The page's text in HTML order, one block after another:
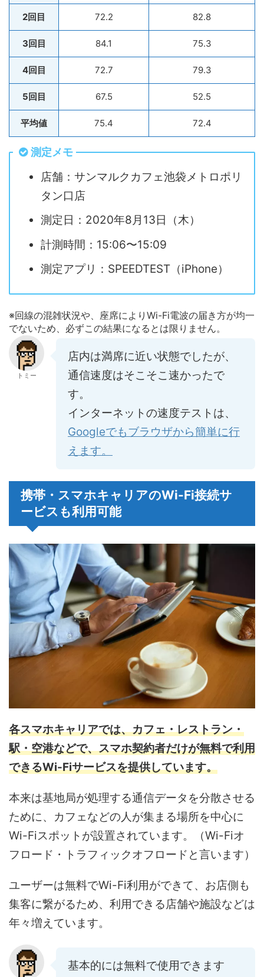
2回目 72.2 82.8
3回目 84.1 75.3
4回目 72.7 79.3
5回目 67.5 52.5
平均値 75.4 72.4
測定メモ
店舗：サンマルクカフェ池袋メトロポリ
タン口店
測定日：2020年8月13日（木）
計測時間：15:06〜15:09
測定アプリ：SPEEDTEST（iPhone）
※回線の混雑状況や、座席によりWi-Fi電波の届き方が均一
でないため、必ずこの結果になるとは限りません。
トミー
店内は満席に近い状態でしたが、
通信速度はそこそこ速かったで
す。
インターネットの速度テストは、
Googleでもブラウザから簡単に行
えます。
携帯・スマホキャリアのWi-Fi接続サ
ービスも利用可能
各スマホキャリアでは、カフェ・レストラン・
駅・空港などで、スマホ契約者だけが無料で利用
できるWi-Fiサービスを提供しています。
本来は基地局が処理する通信データを分散させる
ために、カフェなどの人が集まる場所を中心に
Wi-Fiスポットが設置されています。（Wi-Fiオ
フロード・トラフィックオフロードと言います）
ユーザーは無料でWi-Fi利用ができて、お店側も
集客に繋がるため、利用できる店舗や施設などは
年々増えています。
基本的には無料で使用できます